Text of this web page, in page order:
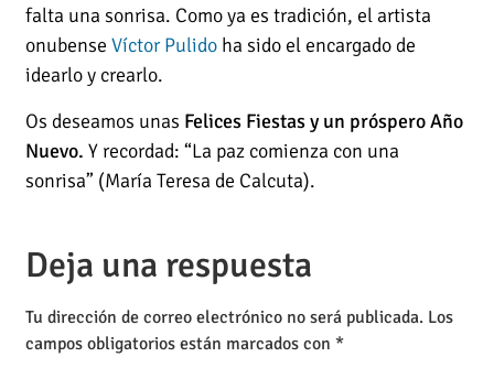
falta una sonrisa. Como ya es tradición, el artista
onubenseVíctor Pulido ha sido el encargado de
idearlo y crearlo.
Os deseamos unas Felices Fiestas y un próspero Año
Nuevo. Y recordad: “La paz comienza con una
sonrisa” (María Teresa de Calcuta).
Deja una respuesta
Tu dirección de correo electrónico no será publicada. Los
campos obligatorios están marcados con*